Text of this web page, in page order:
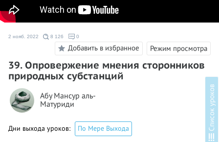
2 нояб. 2022 8 126 0
Добавить в избранное Режим просмотра
39. Опровержение мнения сторонников
природных субстанций
Абу Мансур аль-
Матуриди
Дни выхода уроков: По Мере Выхода в